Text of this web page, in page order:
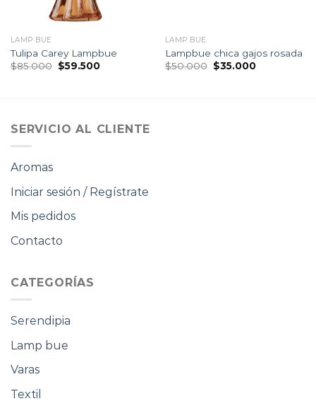
LAMP BUE
Tulipa Carey Lampbue
$85.000 El
precio
$59.500El
LAMP BUE
Lampbue chica gajos rosada
$50.000 El
precio
$35.000El
SERVICIO AL CLIENTE
Aromas
Iniciar sesión / Regístrate
Mis pedidos
Contacto
CATEGORÍAS
Serendipia
Lamp bue
Varas
Textil